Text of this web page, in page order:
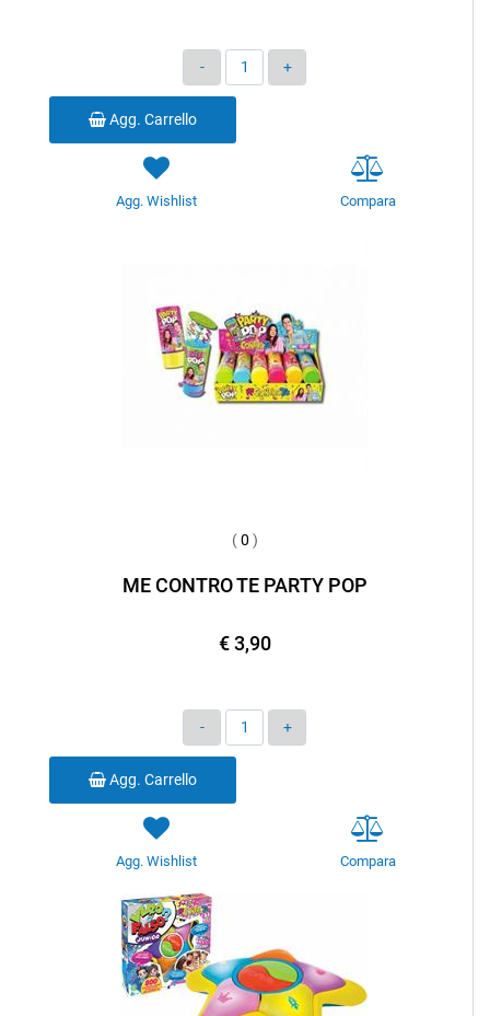
Quantità
Agg. Carrello
Agg. Wishlist Compara
( 0 )
ME CONTRO TE PARTY POP
€ 3,90
Quantità
Agg. Carrello
Agg. Wishlist Compara